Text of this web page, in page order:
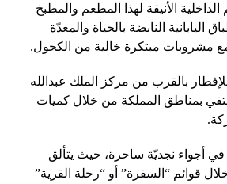
الأنيقة لهذا المطعم والمطبخ
اليابانية النابضة بالحياة والمعدّة
مشروبات مبتكرة خالية من الكحول.
بالقرب من مركز الملك عبدالله
بمناطق المملكة من خلال كميات
أجواء نجديّة ساحرة، حيث يتألق
قوائم “السفرة” أو “رحلة القرية”